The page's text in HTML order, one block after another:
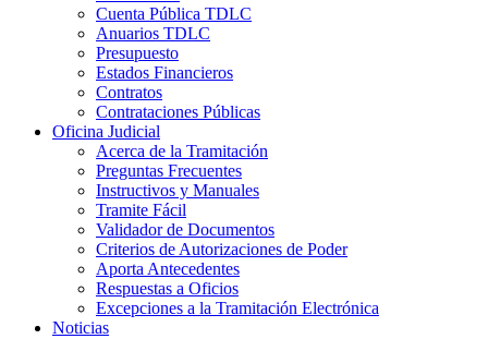
Cuenta Pública TDLC
Anuarios TDLC
Presupuesto
Estados Financieros
Contratos
Contrataciones Públicas
Oficina Judicial
Acerca de la Tramitación
Preguntas Frecuentes
Instructivos y Manuales
Tramite Fácil
Validador de Documentos
Criterios de Autorizaciones de Poder
Aporta Antecedentes
Respuestas a Oficios
Excepciones a la Tramitación Electrónica
Noticias